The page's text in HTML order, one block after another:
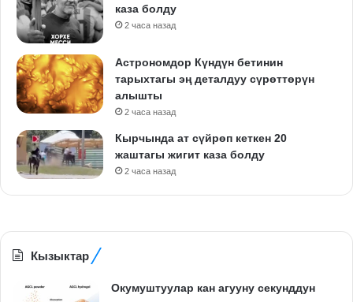
каза болду
2 часа назад
Астрономдор Күндүн бетинин
тарыхтагы эң деталдуу сүрөттөрүн
алышты
2 часа назад
Кырчында ат сүйрөп кеткен 20
жаштагы жигит каза болду
2 часа назад
Кызыктар
Окумуштуулар кан агууну секунддун